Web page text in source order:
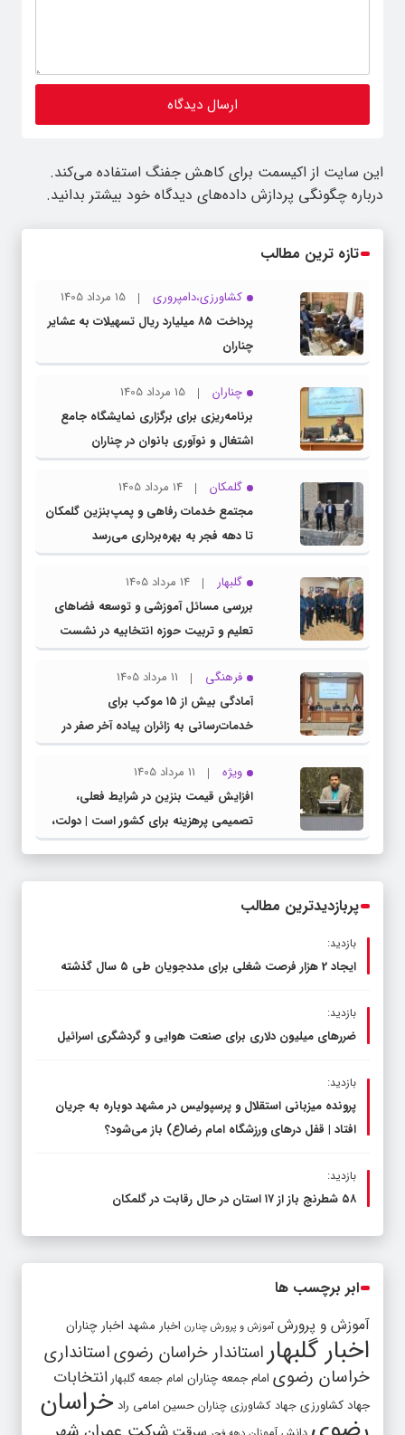
این سایت از اکیسمت برای کاهش جفنگ استفاده می‌کند.
درباره چگونگی پردازش داده‌های دیدگاه خود بیشتر بدانید.
تازه ترین مطالب
کشاورزی،دامپروری
15 مرداد 1405
پرداخت ۸۵ میلیارد ریال تسهیلات به عشایر
چناران
چناران
15 مرداد 1405
برنامه‌ریزی برای برگزاری نمایشگاه جامع
اشتغال و نوآوری بانوان در چناران
گلمکان
14 مرداد 1405
مجتمع خدمات رفاهی و پمپ‌بنزین گلمکان
تا دهه فجر به بهره‌برداری می‌رسد
گلبهار
14 مرداد 1405
بررسی مسائل آموزشی و توسعه فضاهای
تعلیم و تربیت حوزه انتخابیه در نشست
مشترک عضو کمیسیون آموزش مجلس با
مدیرکل آموزش و پرورش خراسان رضوی
فرهنگی
11 مرداد 1405
آمادگی بیش از ۱۵ موکب برای
خدمات‌رسانی به زائران پیاده آخر صفر در
شهرستان چناران
ویژه
11 مرداد 1405
افزایش قیمت بنزین در شرایط فعلی،
تصمیمی پرهزینه برای کشور است | دولت،
قاچاق سوخت و عوامل اصلی ناترازی را
پربازدیدترین مطالب
بازدید:
ایجاد 2 هزار فرصت شغلی برای مددجویان طی ۵ سال گذشته
بازدید:
ضررهای میلیون دلاری برای صنعت هوایی و گردشگری اسرائیل
بازدید:
پرونده میزبانی استقلال و پرسپولیس در مشهد دوباره به جریان
افتاد | قفل در‌های ورزشگاه امام رضا(ع) باز می‌شود؟
بازدید:
۵۸ شطرنج‌ باز از ۱۷ استان در حال رقابت در گلمکان
ابر برچسب ها
آموزش و پرورش آموزش و پرورش چنارن اخبار مشهد اخبار چناران
اخبار گلبهاراستاندار خراسان رضویاستانداری
خراسان رضوی امام جمعه چناران امام جمعه گلبهار انتخابات
جهاد کشاورزی جهاد کشاورزی چناران حسین امامی راد خراسان